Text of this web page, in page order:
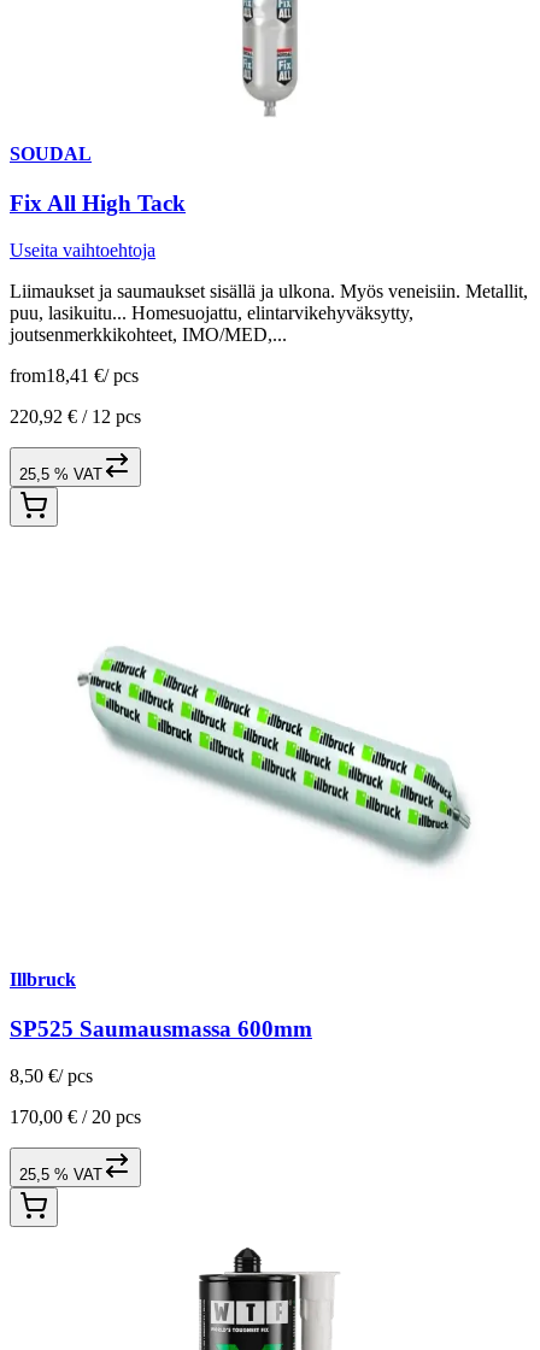
SOUDAL
Fix All High Tack
Useita vaihtoehtoja
Liimaukset ja saumaukset sisällä ja ulkona. Myös veneisiin. Metallit,
puu, lasikuitu... Homesuojattu, elintarvikehyväksytty,
joutsenmerkkikohteet, IMO/MED,...
from18,41 €/ pcs
220,92 € / 12 pcs
25,5 % VAT
Illbruck
SP525 Saumausmassa 600mm
8,50 €/ pcs
170,00 € / 20 pcs
25,5 % VAT